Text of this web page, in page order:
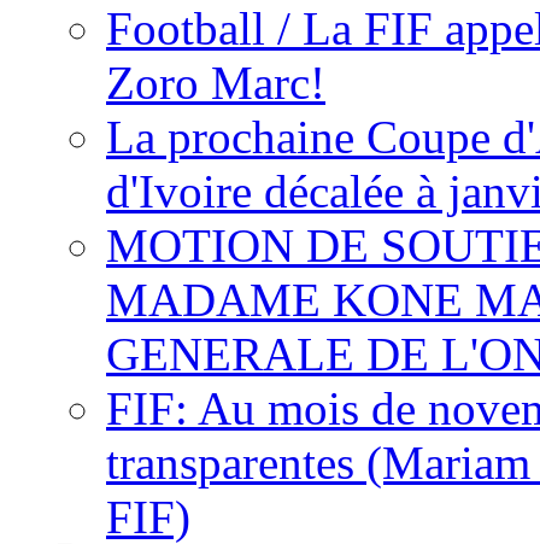
Football / La FIF
Zoro Marc!
La prochaine Coupe
d'Ivoire décalée à
MOTION DE
MADAME KONE
GENERALE DE
FIF: Au mois de
transparentes
FIF)